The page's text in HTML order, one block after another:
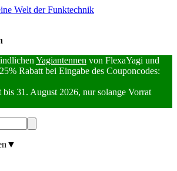
Yagiantennen von FlexaYagi und
Rabatt bei Eingabe des Couponcodes:
31. August 2026, nur solange Vorrat
▼